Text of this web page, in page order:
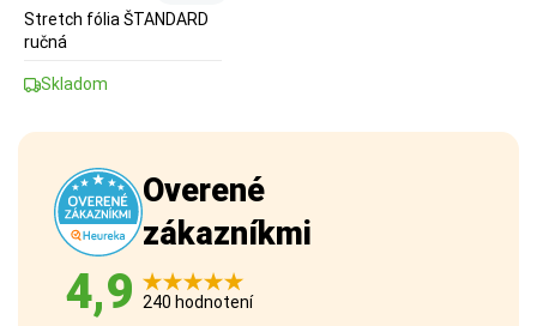
Stretch fólia ŠTANDARD
ručná
Skladom
Overené
zákazníkmi
4,9 240 hodnotení